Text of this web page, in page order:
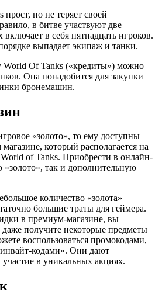
но не теряет своей
в битве участвуют две
в себя пятнадцать игроков.
выпадает экипаж и танки.
Of Tanks («кредиты») можно
Она понадобится для закупки
бронемашин.
«золото», то ему доступны
который располагается на
of Tanks. Приобрести в онлайн-
«золото», так и дополнительную
количество «золота»
большие траты для геймера.
в премиум-магазине, вы
получите некоторые предметы
воспользоваться промокодами,
кодами». Они дают
участие в уникальных акциях.